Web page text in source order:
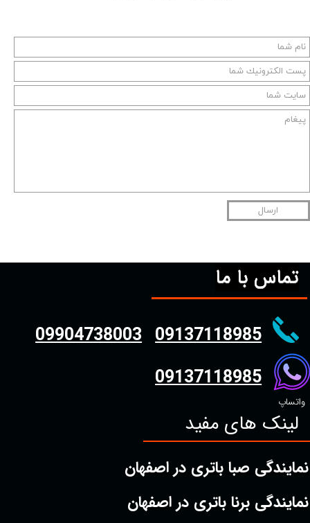
ارسال
تماس با ما
واتساپ
09904738003 09137118985
09137118985
لینک های مفید
نمایندگی صبا باتری در اصفهان
نمایندگی برنا باتری در اصفهان